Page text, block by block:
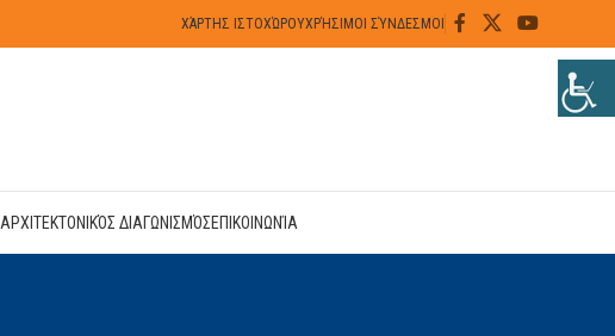
ΧΆΡΤΗΣ ΙΣΤΟΧΏΡΟΥΧΡΉΣΙΜΟΙ ΣΎΝΔΕΣΜΟΙ
ΑΡΧΙΤΕΚΤΟΝΙΚΌΣ ΔΙΑΓΩΝΙΣΜΌΣΕΠΙΚΟΙΝΩΝΊΑ